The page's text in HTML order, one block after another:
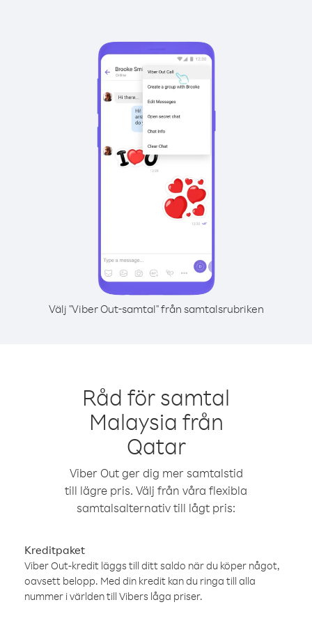
Välj "Viber Out-samtal" från samtalsrubriken
Råd för samtal
Malaysia från
Qatar
Viber Out ger dig mer samtalstid
till lägre pris. Välj från våra flexibla
samtalsalternativ till lågt pris:
Kreditpaket
Viber Out-kredit läggs till ditt saldo när du köper något,
oavsett belopp. Med din kredit kan du ringa till alla
nummer i världen till Vibers låga priser.